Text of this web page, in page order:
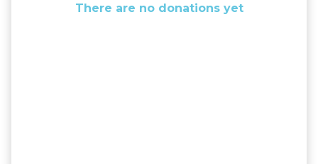
There are no donations yet